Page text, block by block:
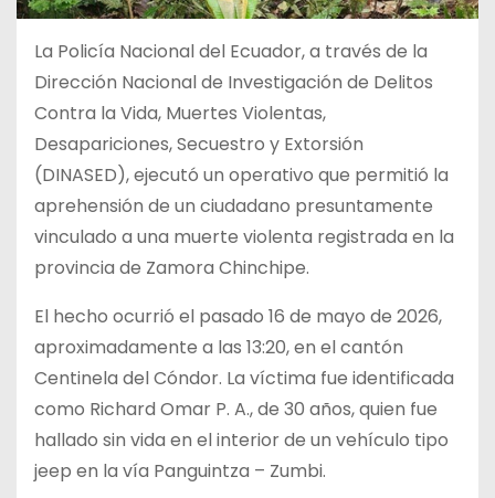
La Policía Nacional del Ecuador, a través de la
Dirección Nacional de Investigación de Delitos
Contra la Vida, Muertes Violentas,
Desapariciones, Secuestro y Extorsión
(DINASED), ejecutó un operativo que permitió la
aprehensión de un ciudadano presuntamente
vinculado a una muerte violenta registrada en la
provincia de Zamora Chinchipe.
El hecho ocurrió el pasado 16 de mayo de 2026,
aproximadamente a las 13:20, en el cantón
Centinela del Cóndor. La víctima fue identificada
como Richard Omar P. A., de 30 años, quien fue
hallado sin vida en el interior de un vehículo tipo
jeep en la vía Panguintza – Zumbi.